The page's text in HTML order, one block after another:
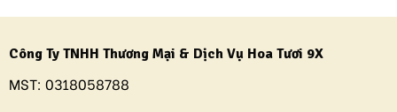
Công Ty TNHH Thương Mại & Dịch Vụ Hoa Tươi 9X
MST: 0318058788